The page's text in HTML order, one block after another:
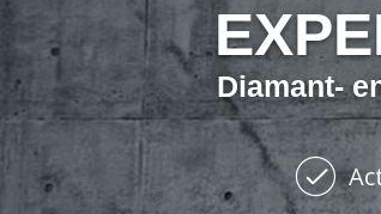
Diamant-